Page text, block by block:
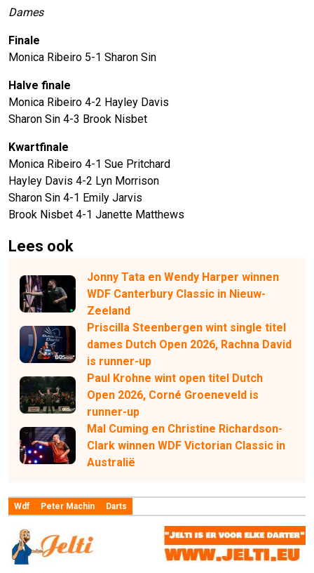
Dames
Finale
Monica Ribeiro 5-1 Sharon Sin
Halve finale
Monica Ribeiro 4-2 Hayley Davis
Sharon Sin 4-3 Brook Nisbet
Kwartfinale
Monica Ribeiro 4-1 Sue Pritchard
Hayley Davis 4-2 Lyn Morrison
Sharon Sin 4-1 Emily Jarvis
Brook Nisbet 4-1 Janette Matthews
Lees ook
Jonny Tata en Wendy Harper winnen
WDF Canterbury Classic in Nieuw-
Zeeland
Priscilla Steenbergen wint single titel
dames Dutch Open 2026, Rachna David
is runner-up
Paul Krohne wint open titel Dutch
Open 2026, Corné Groeneveld is
runner-up
Mal Cuming en Christine Richardson-
Clark winnen WDF Victorian Classic in
Australië
Wdf Peter Machin Darts